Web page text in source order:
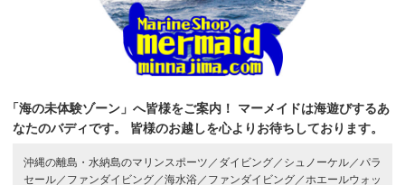
「海の未体験ゾーン」へ皆様をご案内！
マーメイドは海遊びするあ
なたのバディです。
皆様のお越しを心よりお待ちしております。
沖縄の離島・水納島のマリンスポーツ／ ダイビング／ シュノーケル／パラ
セール／ ファンダイビング／海水浴／ ファンダイビング／ホエールウォッ